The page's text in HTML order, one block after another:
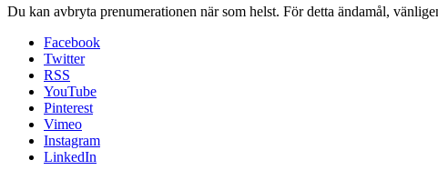
Du kan avbryta prenumerationen när som helst. För detta ändamål,
Facebook
Twitter
RSS
YouTube
Pinterest
Vimeo
Instagram
LinkedIn